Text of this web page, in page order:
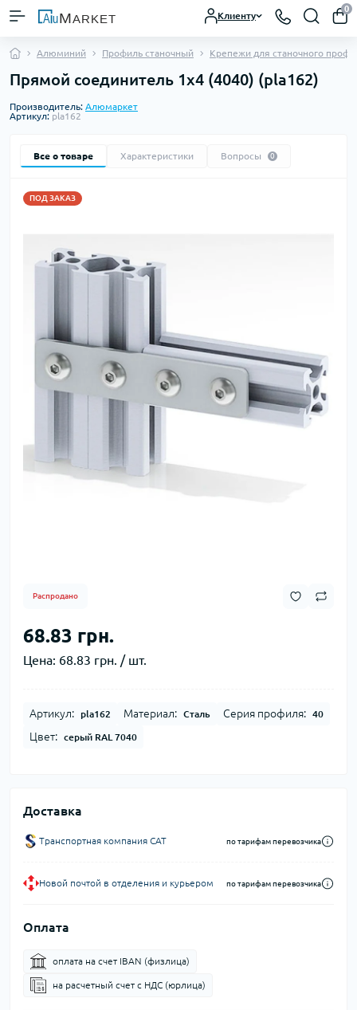
Клиенту
0
Алюминий Профиль станочный Крепежи для станочного
Прямой соединитель 1х4 (4040) (pla162)
Производитель: Алюмаркет
Артикул: pla162
Все о товаре Характеристики Вопросы 0
ПОД ЗАКАЗ
Распродано
68.83 грн.
Цена: 68.83 грн. / шт.
Артикул: pla162 Материал: Сталь Серия профиля: 40
Цвет: серый RAL 7040
Доставка
Транспортная компания CAT по тарифам перевозчика
Новой почтой в отделения и курьером по тарифам перевозчика
Оплата
оплата на счет IBAN (физлица)
на расчетный счет c НДС (юрлица)